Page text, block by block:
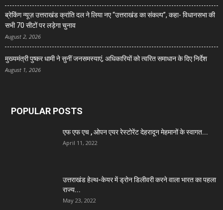
ब्रेकिंग न्यूज़ उत्तराखंड क्रांति दल ने लिया नए “उत्तराखंड का संकल्प”, कहा- विधानसभा की
सभी 70 सीटों पर लड़ेगा चुनाव
August 2, 2026
मुख्यमंत्री पुष्कर धामी ने सुनीं जनसमस्याएं, अधिकारियों को त्वरित समाधान के दिए निर्देश
August 1, 2026
POPULAR POSTS
एफ एफ एच , ओपन एयर रेस्टोरेंट देहरादून मेहमानों के स्वागत...
April 11, 2022
उत्तराखंड हेल्थ-केयर में ड्रोन डिलीवरी करने वाला भारत का पहला
राज्य...
May 23, 2022